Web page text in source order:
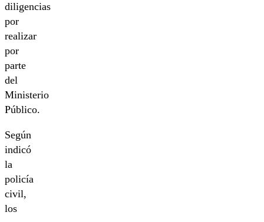
diligencias
por
realizar
por
parte
del
Ministerio
Público.
Según
indicó
la
policía
civil,
los